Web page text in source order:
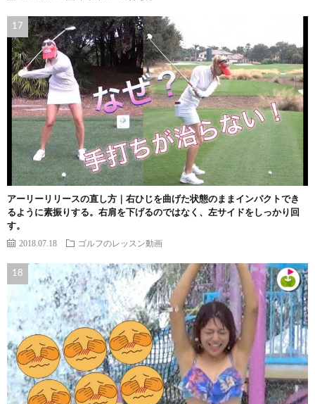
アーリーリリースの直し方｜右ひじを曲げた状態のままインパクトでき
るように素振りする。右肩を下げるのではなく、左サイドをしっかり回
す。
2018.07.18 ゴルフのレッスン動画